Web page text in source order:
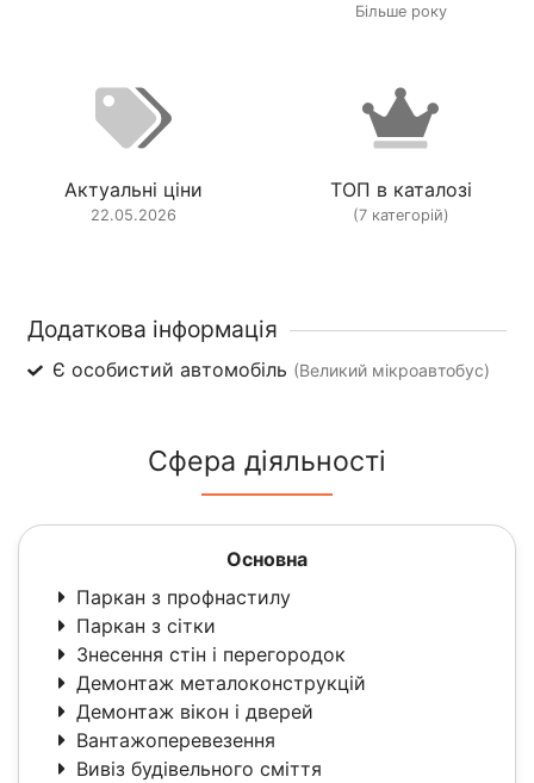
Більше року
Актуальні ціни
22.05.2026
ТОП в каталозі
(7 категорій)
Додаткова інформація
Є особистий автомобіль (Великий мікроавтобус)
Сфера діяльності
Основна
Паркан з профнастилу
Паркан з сітки
Знесення стін і перегородок
Демонтаж металоконструкцій
Демонтаж вікон і дверей
Вантажоперевезення
Вивіз будівельного сміття